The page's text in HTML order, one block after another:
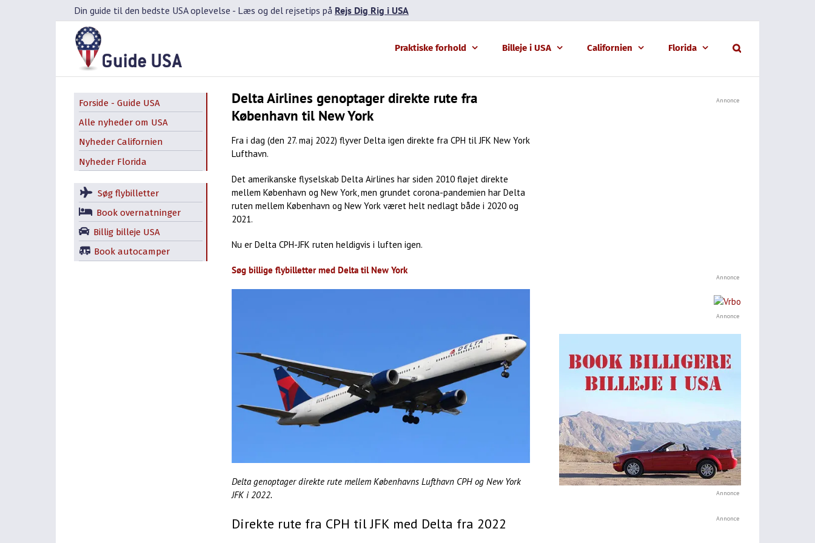
Din guide til den bedste USA oplevelse - Læs og del rejsetips på Rejs Dig Rig i USA
Praktiske forhold Billeje i USA Californien Florida
Delta Airlines genoptager direkte rute fra
København til New York
Fra i dag (den 27. maj 2022) flyver Delta igen direkte fra CPH til JFK New York
Lufthavn.
Det amerikanske flyselskab Delta Airlines har siden 2010 fløjet direkte
mellem København og New York, men grundet corona-pandemien har Delta
ruten mellem København og New York været helt nedlagt både i 2020 og
2021.
Nu er Delta CPH-JFK ruten heldigvis i luften igen.
Søg billige flybilletter med Delta til New York
Delta genoptager direkte rute mellem Københavns Lufthavn CPH og New York
JFK i 2022.
Direkte rute fra CPH til JFK med Delta fra 2022
Forside - Guide USA
Alle nyheder om USA
Nyheder Californien
Nyheder Florida
Søg flybilletter
Book overnatninger
Billig billeje USA
Book autocamper
Annonce
Annonce
Annonce
Annonce
Annonce